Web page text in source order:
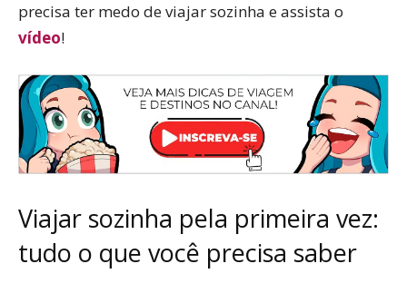
precisa ter medo de viajar sozinha e assista o
vídeo!
Viajar sozinha pela primeira vez:
tudo o que você precisa saber